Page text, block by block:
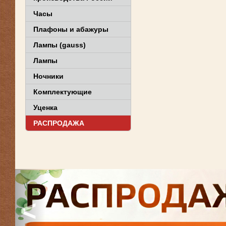
Часы
Плафоны и абажуры
Лампы (gauss)
Лампы
Ночники
Комплектующие
Уценка
РАСПРОДАЖА